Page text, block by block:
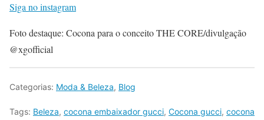
Siga no instagram
Foto destaque: Cocona para o conceito THE CORE/divulgação
@xgofficial
Categorias: Moda & Beleza, Blog
Tags: Beleza, cocona embaixador gucci, Cocona gucci, cocona